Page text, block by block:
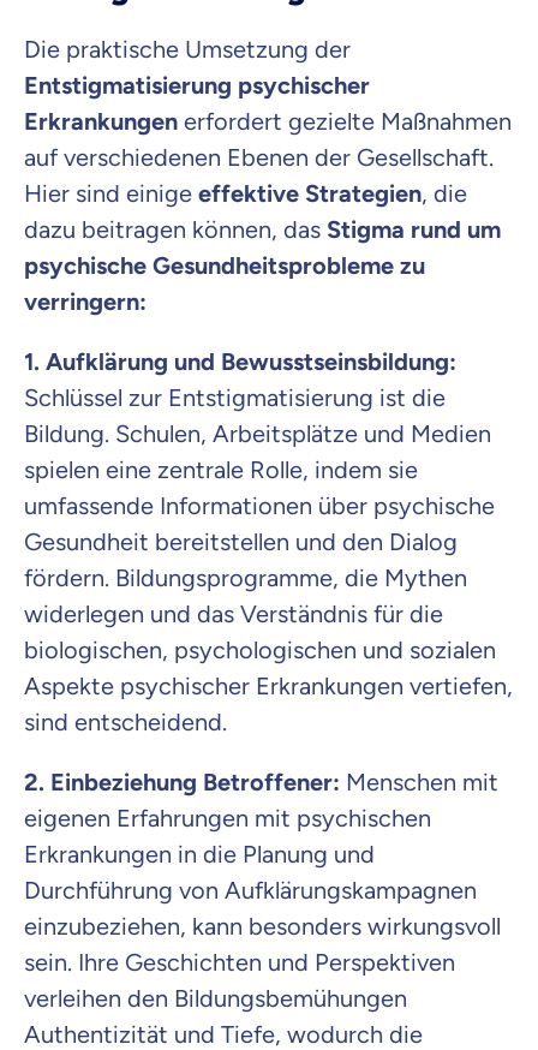
Die praktische Umsetzung der
Entstigmatisierung psychischer
Erkrankungen erfordert gezielte Maßnahmen
auf verschiedenen Ebenen der Gesellschaft.
Hier sind einige effektive Strategien, die
dazu beitragen können, das Stigma rund um
psychische Gesundheitsprobleme zu
verringern:
1. Aufklärung und Bewusstseinsbildung:
Schlüssel zur Entstigmatisierung ist die
Bildung. Schulen, Arbeitsplätze und Medien
spielen eine zentrale Rolle, indem sie
umfassende Informationen über psychische
Gesundheit bereitstellen und den Dialog
fördern. Bildungsprogramme, die Mythen
widerlegen und das Verständnis für die
biologischen, psychologischen und sozialen
Aspekte psychischer Erkrankungen vertiefen,
sind entscheidend.
2. Einbeziehung Betroffener: Menschen mit
eigenen Erfahrungen mit psychischen
Erkrankungen in die Planung und
Durchführung von Aufklärungskampagnen
einzubeziehen, kann besonders wirkungsvoll
sein. Ihre Geschichten und Perspektiven
verleihen den Bildungsbemühungen
Authentizität und Tiefe, wodurch die